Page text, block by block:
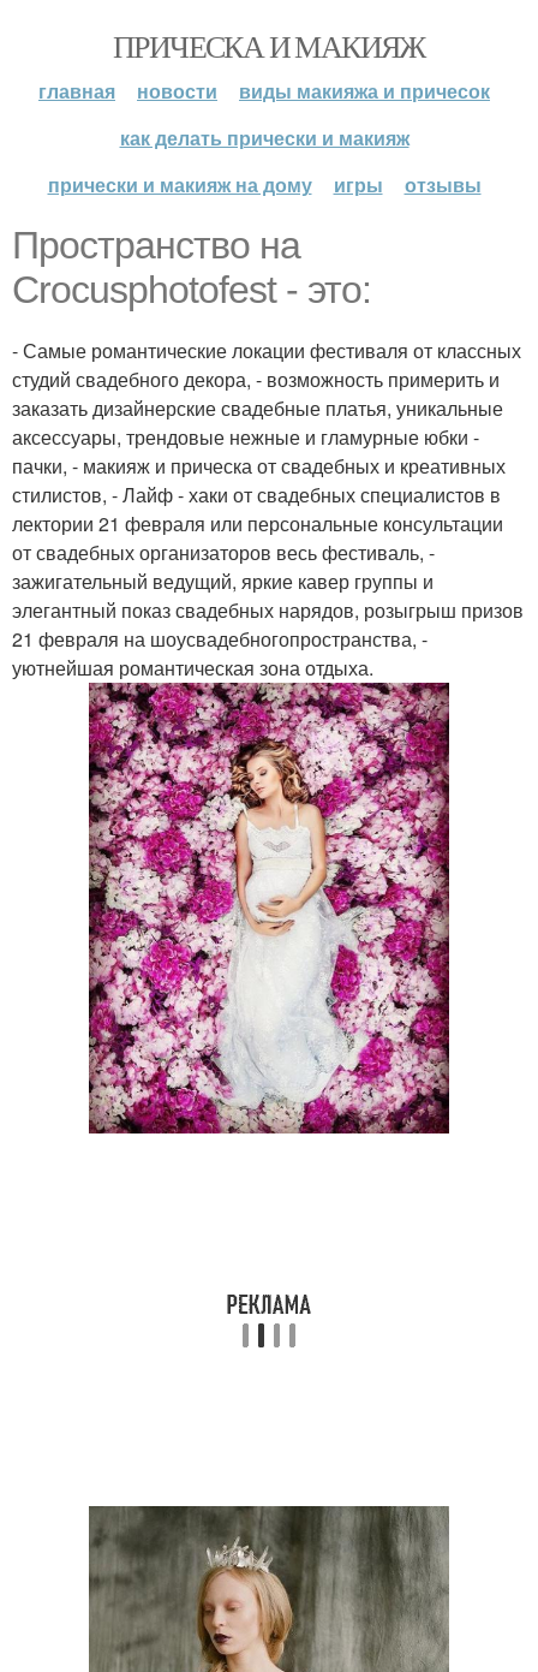
ПРИЧЕСКА И МАКИЯЖ
главная новости
виды макияжа и причесок
как делать прически и макияж
прически и макияж на дому
игры отзывы
Пространство на
Crocusphotofest - это:
- Самые романтические локации фестиваля от классных
студий свадебного декора, - возможность примерить и
заказать дизайнерские свадебные платья, уникальные
аксессуары, трендовые нежные и гламурные юбки -
пачки, - макияж и прическа от свадебных и креативных
стилистов, - Лайф - хаки от свадебных специалистов в
лектории 21 февраля или персональные консультации
от свадебных организаторов весь фестиваль, -
зажигательный ведущий, яркие кавер группы и
элегантный показ свадебных нарядов, розыгрыш призов
21 февраля на шоусвадебногопространства, -
уютнейшая романтическая зона отдыха.